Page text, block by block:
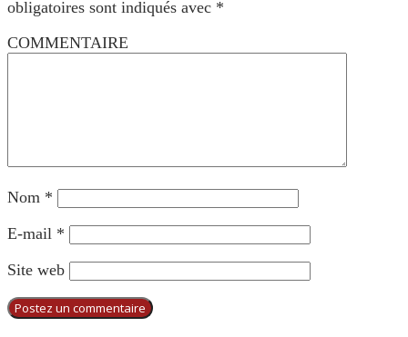
obligatoires sont indiqués avec *
COMMENTAIRE
Nom *
E-mail *
Site web